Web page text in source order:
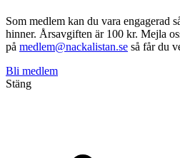
Som medlem kan du vara engagerad
hinner. Årsavgiften är 100 kr. Mejla
på medlem@nackalistan.se så får du
Bli medlem
Stäng